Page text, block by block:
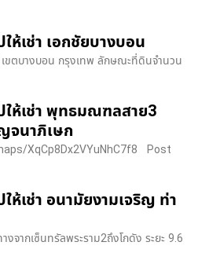
ให้เช่า เอกชัยบางบอน
ขตบางบอน กรุงเทพ ลักษณะที่ดินจำนวน
ให้เช่า พุทธมณฑลสาย3
จนาภิเษก
XqCp8Dx2VYuNhC7f8 Post
ให้เช่า อนามัยงามเจริญ ท่า
งจากเซ็นทรัลพระราม2ถึงโกดัง ระยะ 9.6